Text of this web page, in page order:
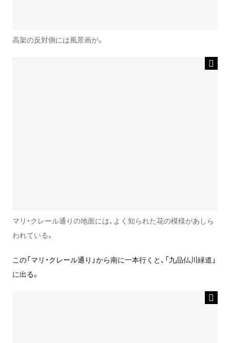
高架の反対側には風景画が。
マリ・クレール通りの地面には、よく知られた花の模様があしら
われている。
この「マリ・クレール通り」から南に一本行くと、「九品仏川緑道」
に出る。